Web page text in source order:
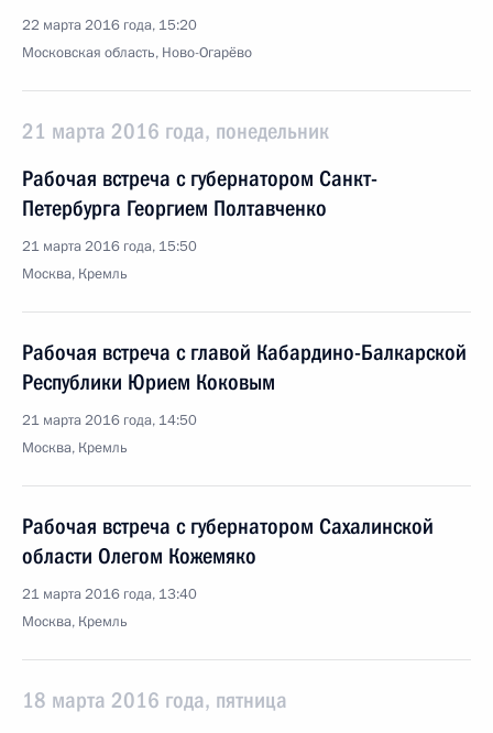
22 марта 2016 года, 15:20
Московская область, Ново-Огарёво
21 марта 2016 года, понедельник
Рабочая встреча с губернатором Санкт-
Петербурга Георгием Полтавченко
21 марта 2016 года, 15:50
Москва, Кремль
Рабочая встреча с главой Кабардино-Балкарской
Республики Юрием Коковым
21 марта 2016 года, 14:50
Москва, Кремль
Рабочая встреча с губернатором Сахалинской
области Олегом Кожемяко
21 марта 2016 года, 13:40
Москва, Кремль
18 марта 2016 года, пятница